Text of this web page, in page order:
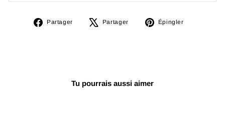
Partager
PartagerPartager
TweeterÉpingler
Tu pourrais aussi aimer